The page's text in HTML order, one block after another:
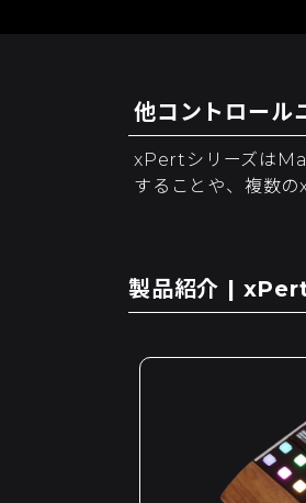
他コントロール
xPertシリーズは
することや、複数
製品紹介 |